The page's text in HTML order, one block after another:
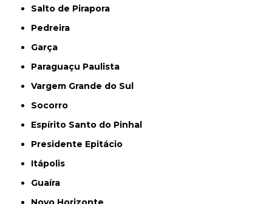
Salto de Pirapora
Pedreira
Garça
Paraguaçu Paulista
Vargem Grande do Sul
Socorro
Espírito Santo do Pinhal
Presidente Epitácio
Itápolis
Guaíra